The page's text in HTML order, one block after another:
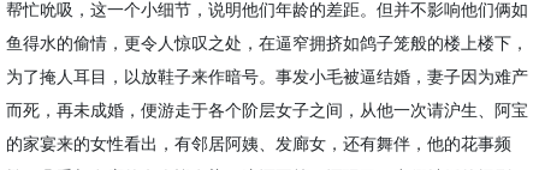
帮忙吮吸，这一个小细节，说明他们年龄的差距。但并不影响他们俩如
鱼得水的偷情，更令人惊叹之处，在逼窄拥挤如鸽子笼般的楼上楼下，
为了掩人耳目，以放鞋子来作暗号。事发小毛被逼结婚，妻子因为难产
而死，再未成婚，便游走于各个阶层女子之间，从他一次请沪生、阿宝
的家宴来的女性看出，有邻居阿姨、发廊女，还有舞伴，他的花事频